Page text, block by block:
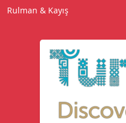
Rulman & Kayış